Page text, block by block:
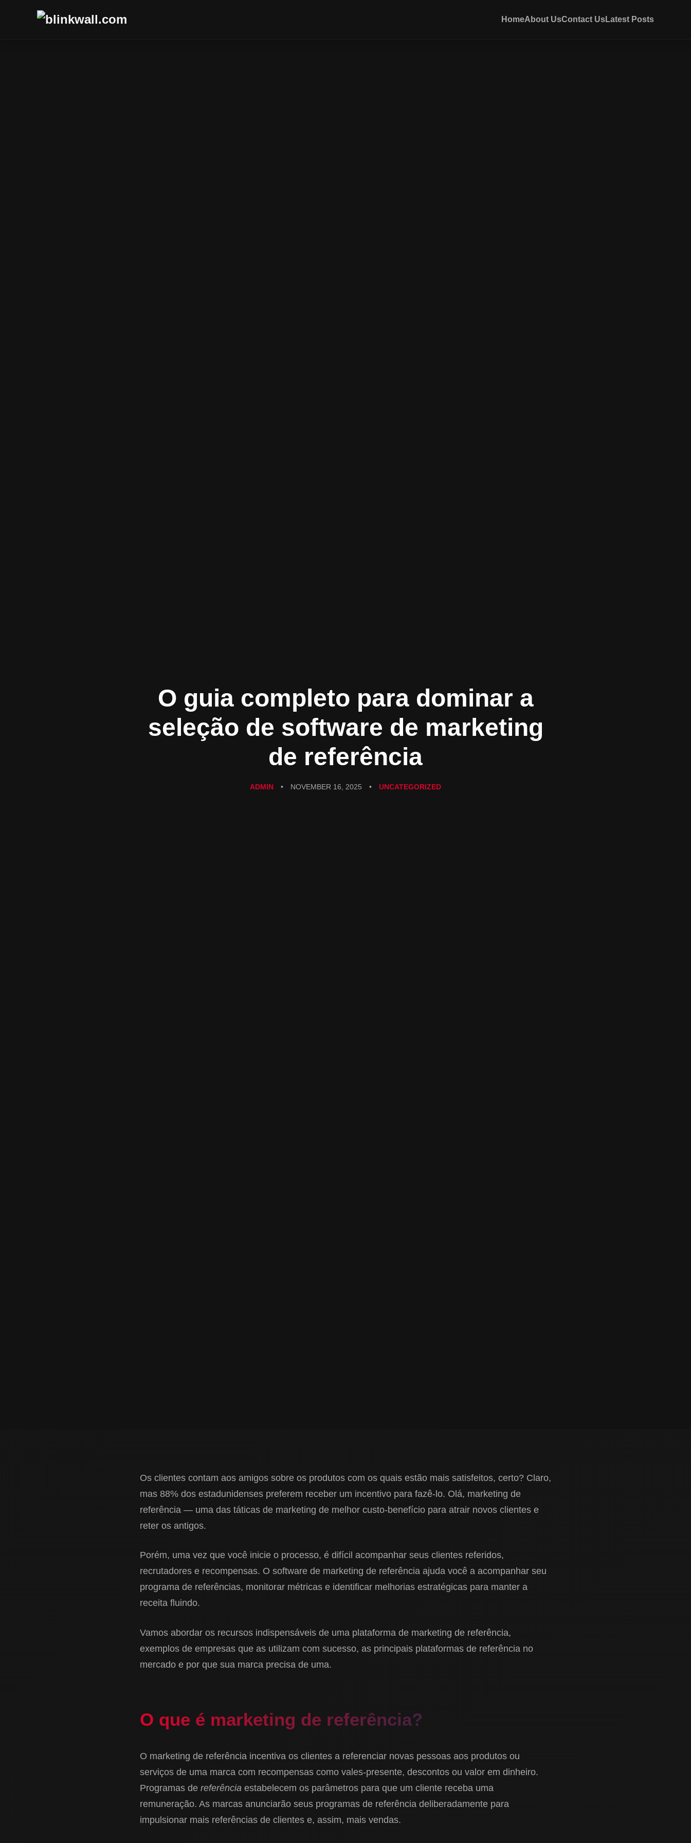
HomeAbout UsContact UsLatest Posts
O guia completo para dominar a
seleção de software de marketing
de referência
ADMIN • NOVEMBER 16, 2025 • UNCATEGORIZED
Os clientes contam aos amigos sobre os produtos com os quais estão mais satisfeitos, certo? Claro,
mas 88% dos estadunidenses preferem receber um incentivo para fazê-lo. Olá, marketing de
referência — uma das táticas de marketing de melhor custo-benefício para atrair novos clientes e
reter os antigos.
Porém, uma vez que você inicie o processo, é difícil acompanhar seus clientes referidos,
recrutadores e recompensas. O software de marketing de referência ajuda você a acompanhar seu
programa de referências, monitorar métricas e identificar melhorias estratégicas para manter a
receita fluindo.
Vamos abordar os recursos indispensáveis de uma plataforma de marketing de referência,
exemplos de empresas que as utilizam com sucesso, as principais plataformas de referência no
mercado e por que sua marca precisa de uma.
O que é marketing de referência?
O marketing de referência incentiva os clientes a referenciar novas pessoas aos produtos ou
serviços de uma marca com recompensas como vales-presente, descontos ou valor em dinheiro.
Programas de referência estabelecem os parâmetros para que um cliente receba uma
remuneração. As marcas anunciarão seus programas de referência deliberadamente para
impulsionar mais referências de clientes e, assim, mais vendas.